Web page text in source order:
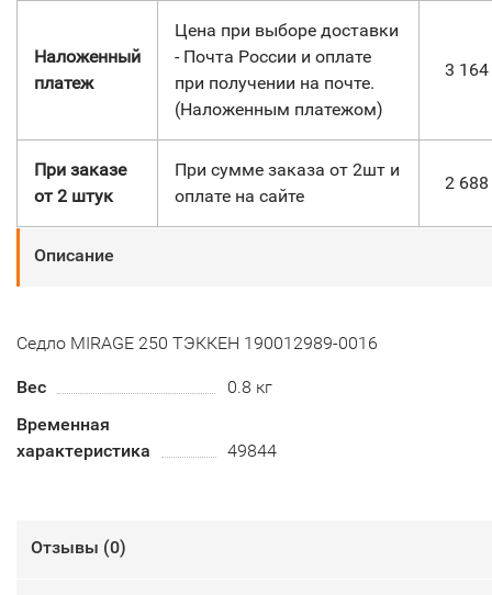
Наложенный
платеж
Цена при выборе доставки
- Почта России и оплате
при получении на почте.
(Наложенным платежом)
3 164
При заказе
от 2 штук
При сумме заказа от 2шт и
оплате на сайте
2 688
Описание
Седло MIRAGE 250 ТЭККЕН 190012989-0016
Вес
0.8 кг
Временная
характеристика
49844
Отзывы (0)